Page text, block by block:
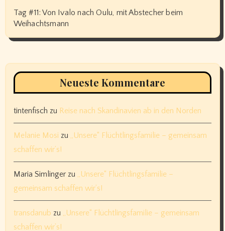
Tag #11: Von Ivalo nach Oulu, mit Abstecher beim
Weihachtsmann
Neueste Kommentare
tintenfisch zu Reise nach Skandinavien ab in den Norden
Melanie Mosi zu „Unsere“ Flüchtlingsfamilie – gemeinsam
schaffen wir’s!
Maria Simlingerzu „Unsere“ Flüchtlingsfamilie –
gemeinsam schaffen wir’s!
transdanub zu „Unsere“ Flüchtlingsfamilie – gemeinsam
schaffen wir’s!